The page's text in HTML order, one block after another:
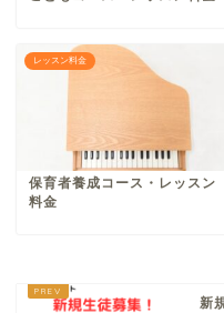
レッスン料金
保育者養成コース・レッスン
料金
新